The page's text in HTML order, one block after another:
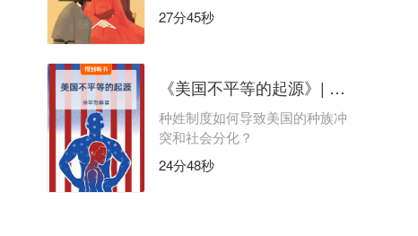
27分45秒
《美国不平等的起源》| 徐学勤解读
种姓制度如何导致美国的种族冲
突和社会分化？
24分48秒